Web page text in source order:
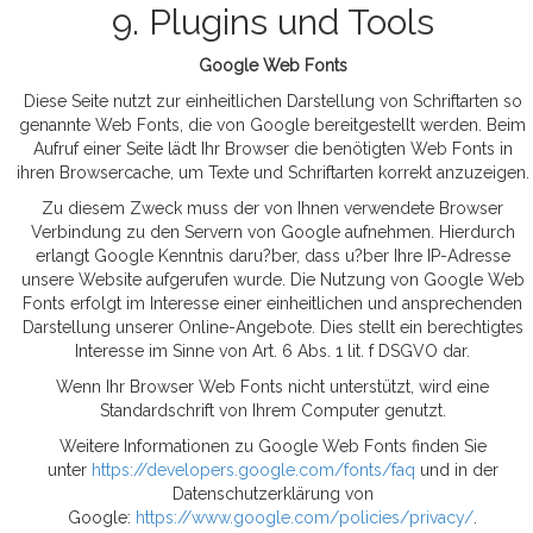
9. Plugins und Tools
Google Web Fonts
Diese Seite nutzt zur einheitlichen Darstellung von Schriftarten so
genannte Web Fonts, die von Google bereitgestellt werden. Beim
Aufruf einer Seite lädt Ihr Browser die benötigten Web Fonts in
ihren Browsercache, um Texte und Schriftarten korrekt anzuzeigen.
Zu diesem Zweck muss der von Ihnen verwendete Browser
Verbindung zu den Servern von Google aufnehmen. Hierdurch
erlangt Google Kenntnis daru?ber, dass u?ber Ihre IP-Adresse
unsere Website aufgerufen wurde. Die Nutzung von Google Web
Fonts erfolgt im Interesse einer einheitlichen und ansprechenden
Darstellung unserer Online-Angebote. Dies stellt ein berechtigtes
Interesse im Sinne von Art. 6 Abs. 1 lit. f DSGVO dar.
Wenn Ihr Browser Web Fonts nicht unterstützt, wird eine
Standardschrift von Ihrem Computer genutzt.
Weitere Informationen zu Google Web Fonts finden Sie
unter https://developers.google.com/fonts/faq und in der
Datenschutzerklärung von
Google: https://www.google.com/policies/privacy/